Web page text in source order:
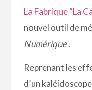
La Fabrique “La
nouvel outil de
Numérique.
Reprenant les
d’un